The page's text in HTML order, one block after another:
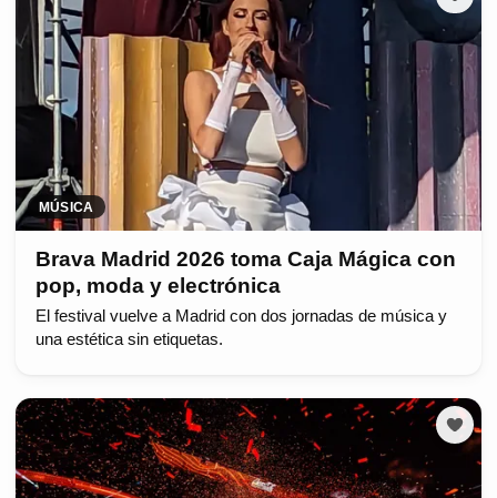
MÚSICA
Brava Madrid 2026 toma Caja Mágica con
pop, moda y electrónica
El festival vuelve a Madrid con dos jornadas de música y
una estética sin etiquetas.